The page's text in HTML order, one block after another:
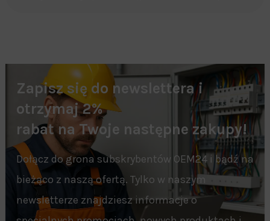
Zapisz się do newslettera i
otrzymaj 2%
rabat na Twoje następne zakupy!
Dołącz do grona subskrybentów OEM24 i bądź na
bieżąco z naszą ofertą. Tylko w naszym
newsletterze znajdziesz informacje o